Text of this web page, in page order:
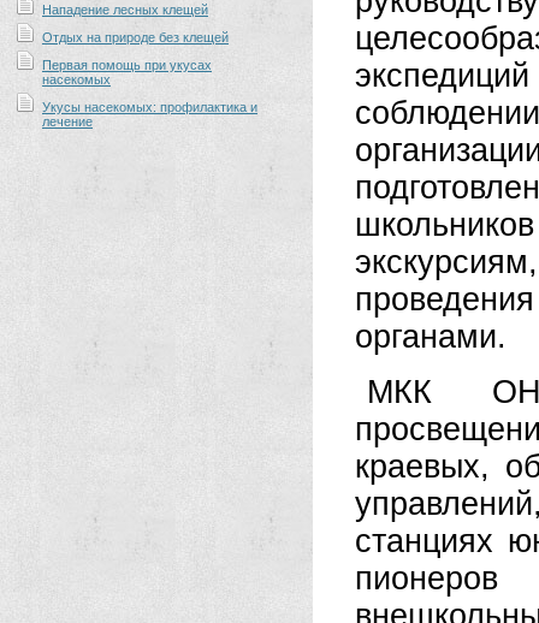
Нападение лесных клещей
Отдых на природе без клещей
Первая помощь при укусах
насекомых
Укусы насекомых: профилактика и
лечение
органами.
МКК
краевых,
станциях